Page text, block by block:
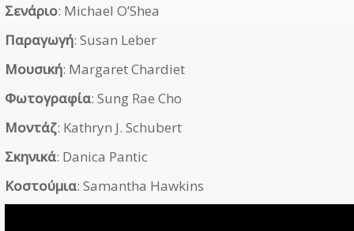
Σενάριο: Michael O’Shea
Παραγωγή: Susan Leber
Μουσική: Margaret Chardiet
Φωτογραφία: Sung Rae Cho
Μοντάζ: Kathryn J. Schubert
Σκηνικά: Danica Pantic
Κοστούμια: Samantha Hawkins